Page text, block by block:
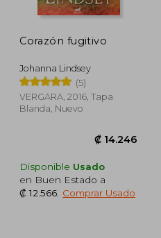
Corazón fugitivo
Johanna Lindsey
(5)
VERGARA, 2016, Tapa
Blanda, Nuevo
Disponible Usado
en Buen Estado a
₡ 12.566 Comprar Usado